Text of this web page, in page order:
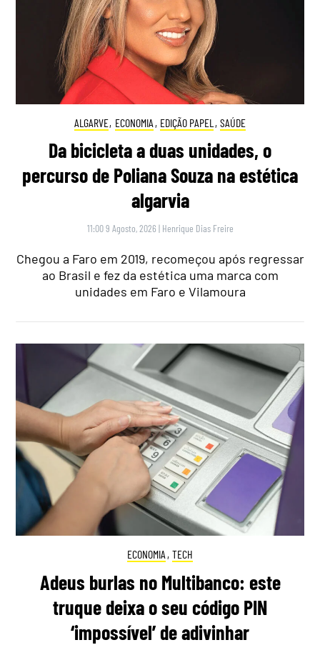
ALGARVE, ECONOMIA , EDIÇÃO PAPEL , SAÚDE
Da bicicleta a duas unidades, o
percurso de Poliana Souza na estética
algarvia
11:00 9 Agosto, 2026 | Henrique Dias Freire
Chegou a Faro em 2019, recomeçou após regressar
ao Brasil e fez da estética uma marca com
unidades em Faro e Vilamoura
ECONOMIA , TECH
Adeus burlas no Multibanco: este
truque deixa o seu código PIN
‘impossível’ de adivinhar